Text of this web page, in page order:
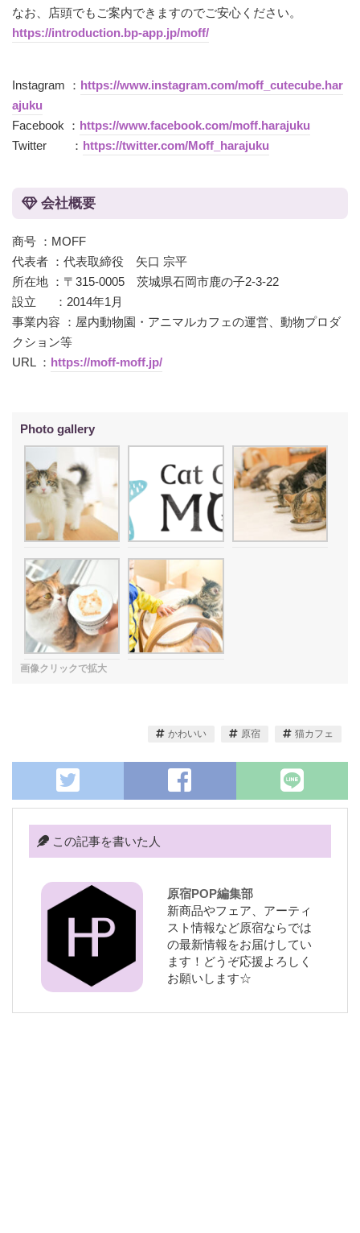
なお、店頭でもご案内できますのでご安心ください。
https://introduction.bp-app.jp/moff/
Instagram ： https://www.instagram.com/moff_cutecube.har
ajuku
Facebook ： https://www.facebook.com/moff.harajuku
Twitter ： https://twitter.com/Moff_harajuku
会社概要
商号 ：MOFF
代表者 ：代表取締役 矢口 宗平
所在地 ：〒315-0005 茨城県石岡市鹿の子2-3-22
設立 ：2014年1月
事業内容 ：屋内動物園・アニマルカフェの運営、動物プロダ
クション等
URL ： https://moff-moff.jp/
かわいい 原宿 猫カフェ
この記事を書いた人
原宿POP編集部
新商品やフェア、アーティ
スト情報など原宿ならでは
の最新情報をお届けしてい
ます！どうぞ応援よろしく
お願いします☆